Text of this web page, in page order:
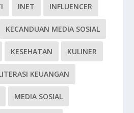
INET INFLUENCER
KECANDUAN MEDIA SOSIAL
KESEHATAN KULINER
KEUANGAN
MEDIA SOSIAL